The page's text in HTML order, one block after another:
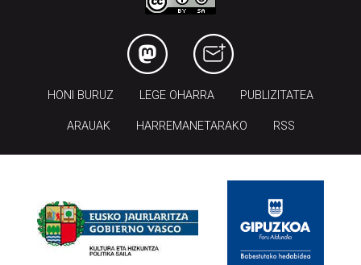
HONI BURUZ LEGE OHARRA PUBLIZITATEA
ARAUAK HARREMANETARAKO RSS